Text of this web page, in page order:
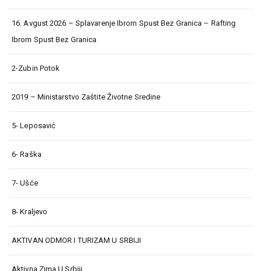
16. Avgust 2026 – Splavarenje Ibrom Spust Bez Granica – Rafting
Ibrom Spust Bez Granica
2-Zubin Potok
2019 – Ministarstvo Zaštite Životne Sredine
5- Leposavić
6- Raška
7- Ušće
8- Kraljevo
AKTIVAN ODMOR I TURIZAM U SRBIJI
Aktivna Zima U Srbiji